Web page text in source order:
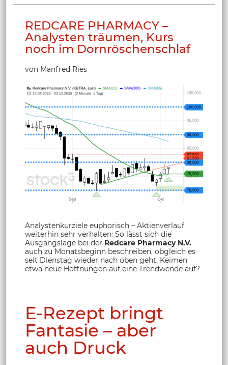
REDCARE PHARMACY –
Analysten träumen, Kurs
noch im Dornröschenschlaf
von Manfred Ries
Analystenkurziele euphorisch – Aktienverlauf
weiterhin sehr verhalten: So lässt sich die
Ausgangslage bei der Redcare Pharmacy N.V.
auch zu Monatsbeginn beschreiben, obgleich es
seit Dienstag wieder nach oben geht. Keimen
etwa neue Hoffnungen auf eine Trendwende auf?
E-Rezept bringt
Fantasie – aber
auch Druck